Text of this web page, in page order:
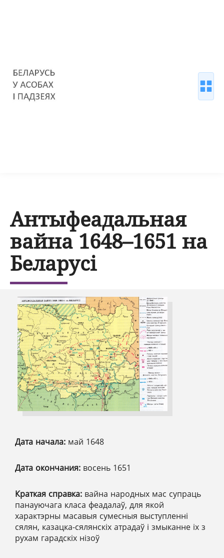
Антыфеадальная
вайна 1648–1651 на
Беларусі
Дата начала: май 1648
Дата окончания: восень 1651
Краткая справка: вайна народных мас супраць
панауючага класа феадалаў, для якой
характэрны масавыя сумесныя выступленні
сялян, казацка-сялянскіх атрадаў і змыканне іх з
рухам гарадскіх нізоў